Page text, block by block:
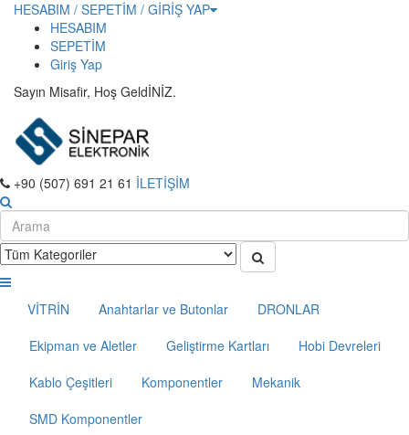
HESABIM / SEPETİM / GİRİŞ YAP
HESABIM
SEPETİM
Giriş Yap
Sayın Misafir, Hoş GeldİNİZ.
+90 (507) 691 21 61 İLETİŞİM
VİTRİN Anahtarlar ve Butonlar
DRONLAR
Ekipman ve Aletler
Geliştirme Kartları
Hobi Devreleri
Kablo Çeşitleri
Komponentler
Mekanik
SMD Komponentler